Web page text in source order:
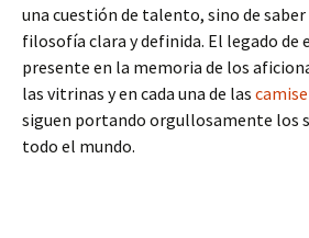
una cuestión de talento, sino de
filosofía clara y definida. El legado de
presente en la memoria de los
las vitrinas y en cada una de las
siguen portando orgullosamente los
todo el mundo.